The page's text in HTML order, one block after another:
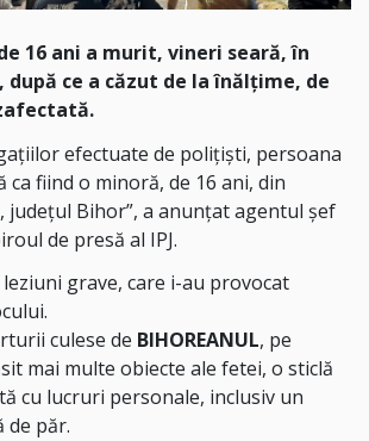
16 ani a murit, vineri seară, în
ce a căzut de la înălțime, de
efectuate de polițiști, persoana
ca fiind o minoră, de 16 ani, din
județul Bihor”, a anunțat agentul șef
de presă al IPJ.
grave, care i-au provocat
culese de BIHOREANUL, pe
mai multe obiecte ale fetei, o sticlă
cu lucruri personale, inclusiv un
de păr.